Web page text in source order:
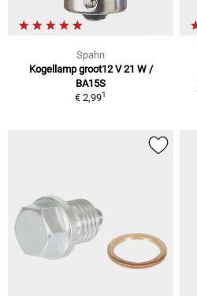
Spahn
Kogellamp groot12 V 21 W /
BA15S
€ 2,991